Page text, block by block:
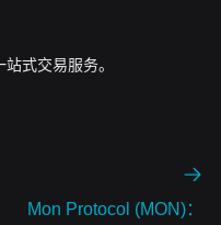
式交易服务。
Mon Protocol (MON)：